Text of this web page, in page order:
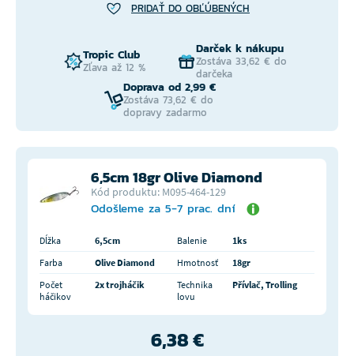
PRIDAŤ DO OBĽÚBENÝCH
Tropic Club
Zľava až 12 %
Darček k nákupu
Zostáva 33,62 € do
darčeka
Doprava od 2,99 €
Zostáva 73,62 € do
dopravy zadarmo
6,5cm 18gr Olive Diamond
Kód produktu: M095-464-129
Odošleme za 5-7 prac. dní
Dĺžka 6,5cm Balenie
1ks
Farba
Olive Diamond Hmotnosť
18gr
Počet
háčikov
2x trojháčik
Technika
lovu
Přívlač, Trolling
6,38 €